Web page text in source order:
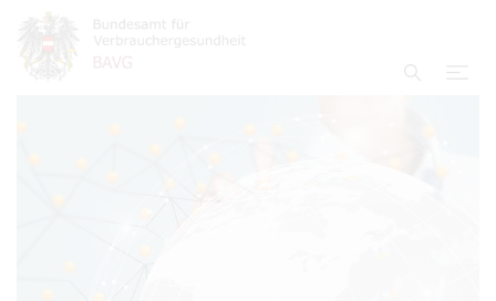
Zum Inhalt
Zum Hauptmenü
Zur Suche
Suche